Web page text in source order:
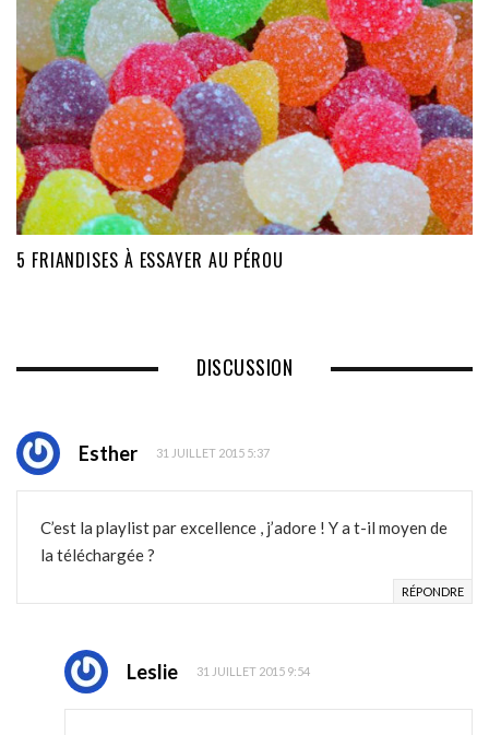
5 FRIANDISES À ESSAYER AU PÉROU
DISCUSSION
Esther 31 JUILLET 2015 5:37
C’est la playlist par excellence , j’adore ! Y a t-il moyen de
la téléchargée ?
RÉPONDRE
Leslie 31 JUILLET 2015 9:54